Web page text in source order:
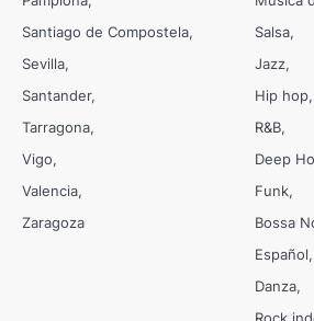
Santiago de Compostela
Sevilla
Santander
Tarragona
Vigo
Valencia
Zaragoza
Salsa
Jazz
Hip hop
R&B
Deep
Funk
Bossa
Español
Danza